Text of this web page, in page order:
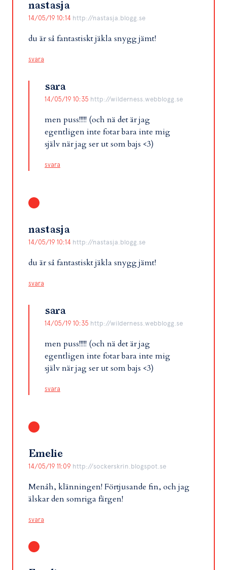
nastasja
14/05/19 10:14 http://nastasja.blogg.se
du är så fantastiskt jäkla snygg jämt!
svara
sara
14/05/19 10:35 http://wilderness.webblogg.se
men puss!!!!! (och nä det är jag
egentligen inte fotar bara inte mig
själv när jag ser ut som bajs <3)
svara
nastasja
14/05/19 10:14 http://nastasja.blogg.se
du är så fantastiskt jäkla snygg jämt!
svara
sara
14/05/19 10:35 http://wilderness.webblogg.se
men puss!!!!! (och nä det är jag
egentligen inte fotar bara inte mig
själv när jag ser ut som bajs <3)
svara
Emelie
14/05/19 11:09 http://sockerskrin.blogspot.se
Menåh, klänningen! Förtjusande fin, och jag
älskar den somriga färgen!
svara